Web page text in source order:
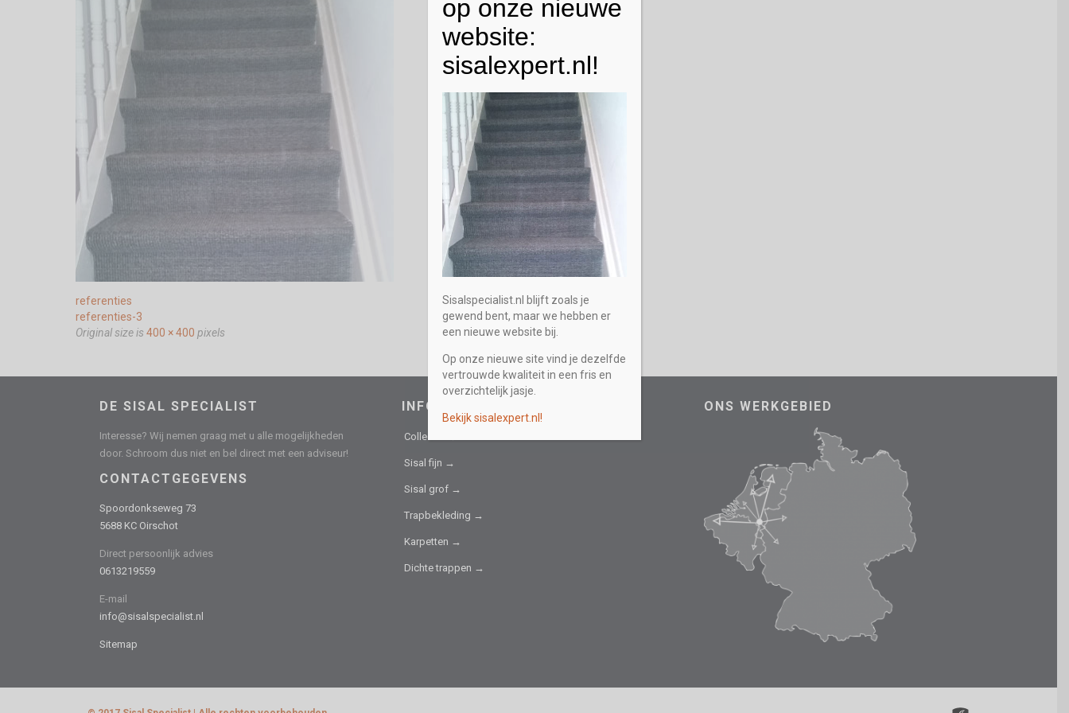
referenties
referenties-3
Original size is 400 × 400 pixels
DE SISAL SPECIALIST
Interesse? Wij nemen graag met u alle mogelijkheden
door. Schroom dus niet en bel direct met een adviseur!
CONTACTGEGEVENS
Spoordonkseweg 73
5688 KC Oirschot
Direct persoonlijk advies
0613219559
E-mail
info@sisalspecialist.nl
Sitemap
INFORMATIEF
Collectie →
Sisal fijn →
Sisal grof →
Trapbekleding →
Karpetten →
Dichte trappen →
ONS WERKGEBIED
op onze nieuwe
website:
sisalexpert.nl!
Sisalspecialist.nl blijft zoals je
gewend bent, maar we hebben er
een nieuwe website bij.
Op onze nieuwe site vind je dezelfde
vertrouwde kwaliteit in een fris en
overzichtelijk jasje.
Bekijk sisalexpert.nl!